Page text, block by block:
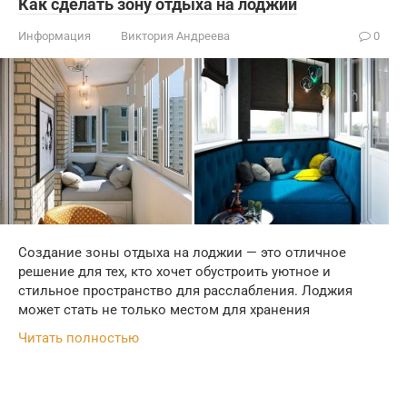
Как сделать зону отдыха на лоджии
Информация Виктория Андреева 0
Создание зоны отдыха на лоджии — это отличное
решение для тех, кто хочет обустроить уютное и
стильное пространство для расслабления. Лоджия
может стать не только местом для хранения
Читать полностью